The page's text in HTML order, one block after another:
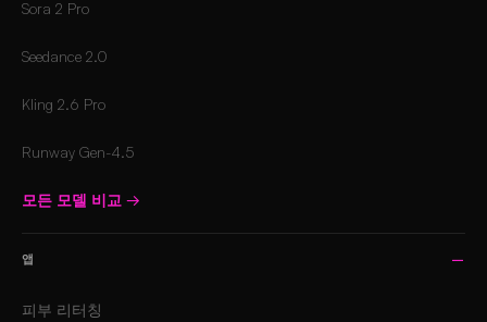
Sora 2 Pro
Seedance 2.0
Kling 2.6 Pro
Runway Gen-4.5
모든 모델 비교 →
앱
피부 리터칭